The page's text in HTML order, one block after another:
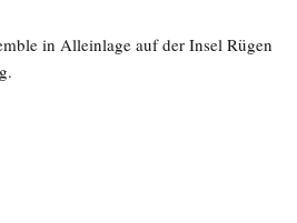
in Alleinlage auf der Insel Rügen